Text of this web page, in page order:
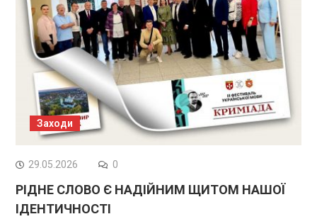
Заходи
29.05.2026 0
РІДНЕ СЛОВО Є НАДІЙНИМ ЩИТОМ НАШОЇ
ІДЕНТИЧНОСТІ